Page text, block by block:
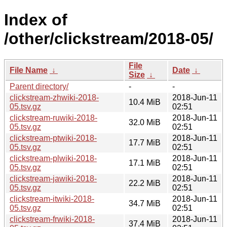
Index of
/other/clickstream/2018-05/
File Name ↓
File
Size ↓
Date ↓
Parent directory/
-
-
clickstream-zhwiki-2018-
05.tsv.gz
10.4 MiB
2018-Jun-11
02:51
clickstream-ruwiki-2018-
05.tsv.gz
32.0 MiB
2018-Jun-11
02:51
clickstream-ptwiki-2018-
05.tsv.gz
17.7 MiB
2018-Jun-11
02:51
clickstream-plwiki-2018-
05.tsv.gz
17.1 MiB
2018-Jun-11
02:51
clickstream-jawiki-2018-
05.tsv.gz
22.2 MiB
2018-Jun-11
02:51
clickstream-itwiki-2018-
05.tsv.gz
34.7 MiB
2018-Jun-11
02:51
clickstream-frwiki-2018-
37.4 MiB
2018-Jun-11